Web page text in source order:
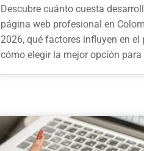
Descubre cuánto cuesta
página web profesional en
2026, qué factores influyen en el
cómo elegir la mejor opción para